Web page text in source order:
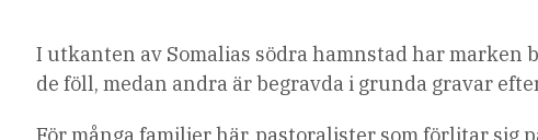
I utkanten av Somalias södra hamnstad har marken
de föll, medan andra är begravda i grunda gravar